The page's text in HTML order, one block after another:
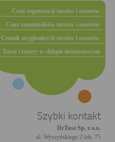
Ceny regeneracji tuszów i tonerów
Ceny zamienników tuszów i tonerów
Cennik oryginalnych tuszów i tonerów
Tusze i tonery w sklepie internetowym
Szybki kontakt
DrTusz Sp. z o.o.
ul. Wyszyńskiego 2 lok. 75